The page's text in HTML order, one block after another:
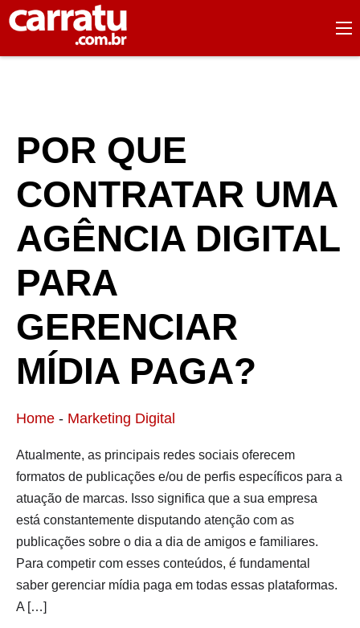
POR QUE
CONTRATAR UMA
AGÊNCIA DIGITAL
PARA
GERENCIAR
MÍDIA PAGA?
Home - Marketing Digital
Atualmente, as principais redes sociais oferecem
formatos de publicações e/ou de perfis específicos para a
atuação de marcas. Isso significa que a sua empresa
está constantemente disputando atenção com as
publicações sobre o dia a dia de amigos e familiares.
Para competir com esses conteúdos, é fundamental
saber gerenciar mídia paga em todas essas plataformas.
A […]